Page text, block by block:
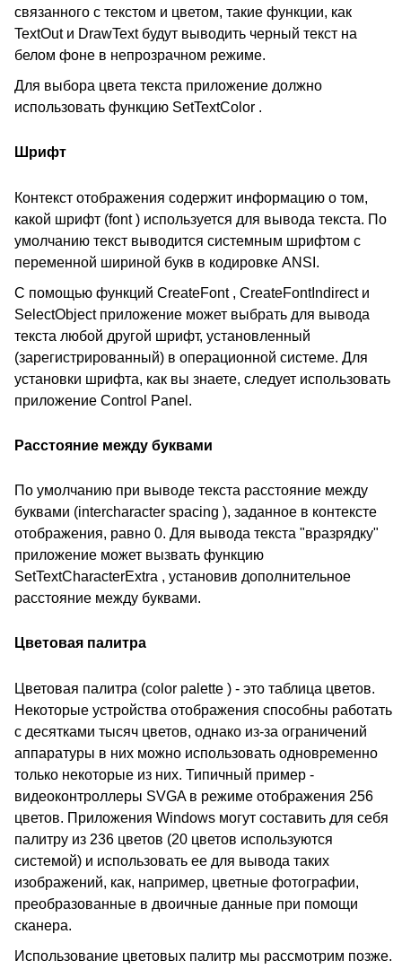
связанного с текстом и цветом, такие функции, как
TextOut и DrawText будут выводить черный текст на
белом фоне в непрозрачном режиме.
Для выбора цвета текста приложение должно
использовать функцию SetTextColor .
Шрифт
Контекст отображения содержит информацию о том,
какой шрифт (font ) используется для вывода текста. По
умолчанию текст выводится системным шрифтом с
переменной шириной букв в кодировке ANSI.
С помощью функций CreateFont , CreateFontIndirect и
SelectObject приложение может выбрать для вывода
текста любой другой шрифт, установленный
(зарегистрированный) в операционной системе. Для
установки шрифта, как вы знаете, следует использовать
приложение Control Panel.
Расстояние между буквами
По умолчанию при выводе текста расстояние между
буквами (intercharacter spacing ), заданное в контексте
отображения, равно 0. Для вывода текста "вразрядку"
приложение может вызвать функцию
SetTextCharacterExtra , установив дополнительное
расстояние между буквами.
Цветовая палитра
Цветовая палитра (color palette ) - это таблица цветов.
Некоторые устройства отображения способны работать
с десятками тысяч цветов, однако из-за ограничений
аппаратуры в них можно использовать одновременно
только некоторые из них. Типичный пример -
видеоконтроллеры SVGA в режиме отображения 256
цветов. Приложения Windows могут составить для себя
палитру из 236 цветов (20 цветов используются
системой) и использовать ее для вывода таких
изображений, как, например, цветные фотографии,
преобразованные в двоичные данные при помощи
сканера.
Использование цветовых палитр мы рассмотрим позже.